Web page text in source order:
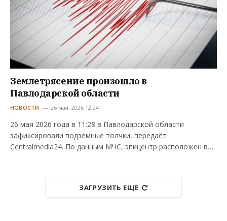
Землетрясение произошло в
Павлодарской области
НОВОСТИ 26 мая, 2026 12:24
26 мая 2026 года в 11:28 в Павлодарской области
зафиксировали подземные толчки, передаёт
Centralmedia24. По данным МЧС, эпицентр расположен в…
ЗАГРУЗИТЬ ЕЩЕ